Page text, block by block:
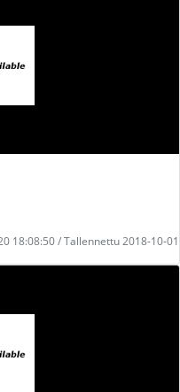
18:08:50 / Tallennettu 2018-10-01